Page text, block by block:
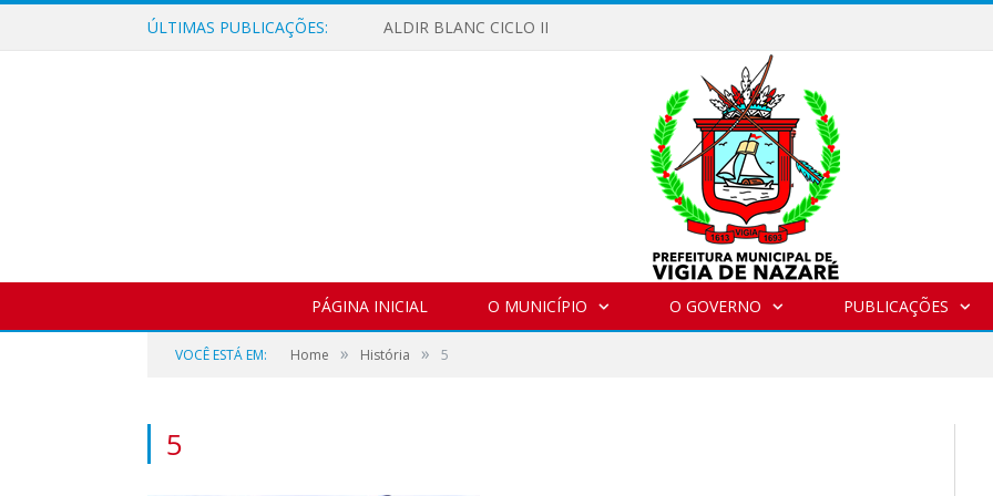
ÚLTIMAS PUBLICAÇÕES: ALDIR BLANC CICLO II
PÁGINA INICIAL O MUNICÍPIO O GOVERNO PUBLICAÇÕES
VOCÊ ESTÁ EM: Home » História » 5
5